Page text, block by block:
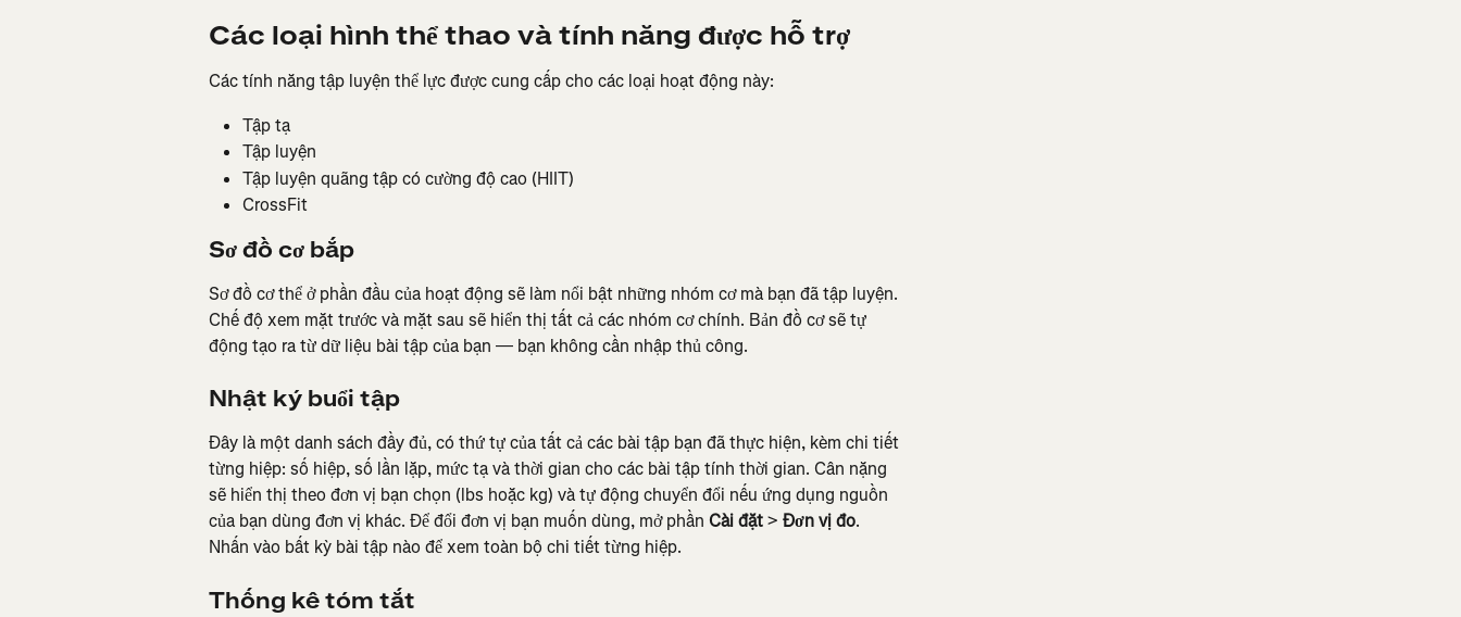
Các loại hình thể thao và tính năng được hỗ trợ
Các tính năng tập luyện thể lực được cung cấp cho các loại hoạt động này:
Tập tạ
Tập luyện
Tập luyện quãng tập có cường độ cao (HIIT)
CrossFit
Sơ đồ cơ bắp
Sơ đồ cơ thể ở phần đầu của hoạt động sẽ làm nổi bật những nhóm cơ mà bạn đã tập luyện.
Chế độ xem mặt trước và mặt sau sẽ hiển thị tất cả các nhóm cơ chính. Bản đồ cơ sẽ tự
động tạo ra từ dữ liệu bài tập của bạn — bạn không cần nhập thủ công.
Nhật ký buổi tập
Đây là một danh sách đầy đủ, có thứ tự của tất cả các bài tập bạn đã thực hiện, kèm chi tiết
từng hiệp: số hiệp, số lần lặp, mức tạ và thời gian cho các bài tập tính thời gian. Cân nặng
sẽ hiển thị theo đơn vị bạn chọn (lbs hoặc kg) và tự động chuyển đổi nếu ứng dụng nguồn
của bạn dùng đơn vị khác. Để đổi đơn vị bạn muốn dùng, mở phần Cài đặt > Đơn vị đo.
Nhấn vào bất kỳ bài tập nào để xem toàn bộ chi tiết từng hiệp.
Thống kê tóm tắt